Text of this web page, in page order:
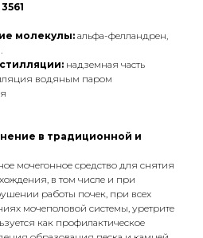
молекулы: альфа-фелландрен,
надземная часть
водяным паром
в традиционной и
мочегонное средство для снятия
в том числе и при
работы почек, при всех
мочеполовой системы, уретрите
как профилактическое